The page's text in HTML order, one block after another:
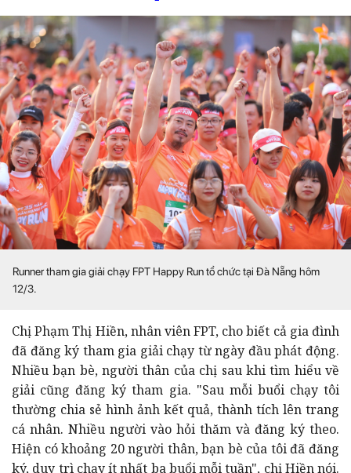
Runner tham gia giải chạy FPT Happy Run tổ chức tại Đà Nẵng hôm
12/3.
Chị Phạm Thị Hiền, nhân viên FPT, cho biết cả gia đình
đã đăng ký tham gia giải chạy từ ngày đầu phát động.
Nhiều bạn bè, người thân của chị sau khi tìm hiểu về
giải cũng đăng ký tham gia. "Sau mỗi buổi chạy tôi
thường chia sẻ hình ảnh kết quả, thành tích lên trang
cá nhân. Nhiều người vào hỏi thăm và đăng ký theo.
Hiện có khoảng 20 người thân, bạn bè của tôi đã đăng
ký, duy trì chạy ít nhất ba buổi mỗi tuần", chị Hiền nói.